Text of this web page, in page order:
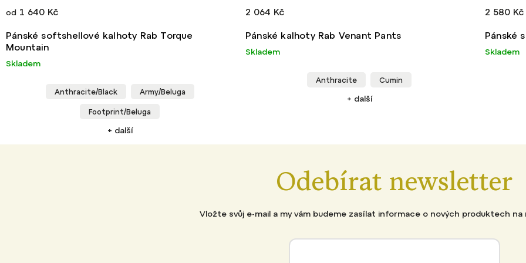
Pánské softshellové kalhoty Rab Torque
Mountain
Skladem
od 1 640 Kč
Anthracite/Black Army/Beluga
Footprint/Beluga
+ další
Pánské kalhoty Rab Venant Pants
Skladem
2 064 Kč
Anthracite Cumin
+ další
Pánské
Skladem
2 580 Kč
Odebírat newsletter
Vložte svůj e-mail a my vám budeme zasílat informace o nových produktech na